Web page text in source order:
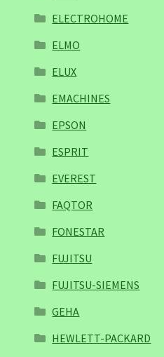
ELECTROHOME
ELMO
ELUX
EMACHINES
EPSON
ESPRIT
EVEREST
FAQTOR
FONESTAR
FUJITSU
FUJITSU-SIEMENS
GEHA
HEWLETT-PACKARD